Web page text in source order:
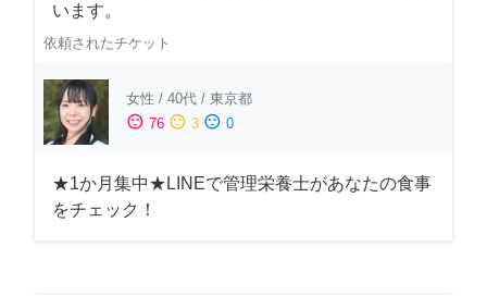
います。
依頼されたチケット
女性 / 40代 / 東京都
sentiment_satisfied 76 sentiment_neutral 3 sentiment_dissatisfied 0
★1か月集中★LINEで管理栄養士があなたの食事
をチェック！